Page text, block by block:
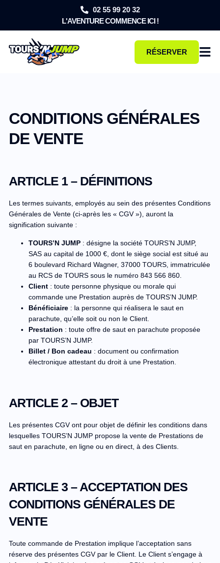
L'AVENTURE COMMENCE ICI !
02 55 99 20 32
RÉSERVER
CONDITIONS GÉNÉRALES
DE VENTE
ARTICLE 1 – DÉFINITIONS
Les termes suivants, employés au sein des présentes Conditions
Générales de Vente (ci-après les « CGV »), auront la
signification suivante :
TOURS’N JUMP: désigne la société TOURS’N JUMP,
SAS au capital de 1000 €, dont le siège social est situé au
6 boulevard Richard Wagner, 37000 TOURS, immatriculée
au RCS de TOURS sous le numéro 843 566 860.
Client: toute personne physique ou morale qui
commande une Prestation auprès de TOURS’N JUMP.
Bénéficiaire: la personne qui réalisera le saut en
parachute, qu’elle soit ou non le Client.
Prestation : toute offre de saut en parachute proposée
par TOURS’N JUMP.
Billet / Bon cadeau : document ou confirmation
électronique attestant du droit à une Prestation.
ARTICLE 2 – OBJET
Les présentes CGV ont pour objet de définir les conditions dans
lesquelles TOURS’N JUMP propose la vente de Prestations de
saut en parachute, en ligne ou en direct, à des Clients.
ARTICLE 3 – ACCEPTATION DES
CONDITIONS GÉNÉRALES DE
VENTE
Toute commande de Prestation implique l’acceptation sans
réserve des présentes CGV par le Client. Le Client s’engage à